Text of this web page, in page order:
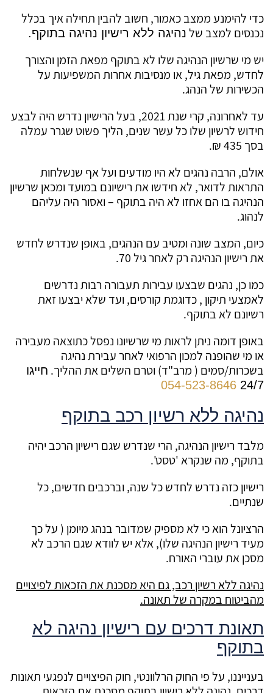
כדי להימנע ממצב כאמור, חשוב להבין תחילה איך בכלל
נכנסים למצב של נהיגה ללא רישיון נהיגה בתוקף.
יש מי שרשיון הנהיגה שלו לא בתוקף מפאת הזמן והצורך
לחדש, מפאת גיל, או מנסיבות אחרות המשפיעות על
הכשירות של הנהג.
עד לאחרונה, קרי שנת 2021, בעל הרישיון נדרש היה לבצע
חידוש לרשיון שלו כל עשר שנים, הליך פשוט שגרר עמלה
בסך 435 ₪.
אולם, הרבה נהגים לא היו מודעים ועל אף שנשלחות
התראות לדואר, לא חידשו את רישיונם במועד ומכאן שרשיון
הנהיגה בו הם אחזו לא היה בתוקף – ואסור היה עליהם
לנהוג.
כיום, המצב שונה ומטיב עם הנהגים, באופן שנדרש לחדש
את רישיון הנהיגה רק לאחר גיל 70.
כמו כן, נהגים שבצעו עבירות תעבורה רבות נדרשים
לאמצעי תיקון , כדוגמת קורסים, ועד שלא יבצעו זאת
רשיונם לא בתוקף.
באופן דומה ניתן לראות מי שרשיונו נפסל כתוצאה מעבירה
או מי שהופנה למכון הרפואי לאחר עבירת נהיגה
בשכרות/סמים ( מרב"ד) וטרם השלים את ההליך. חייגו
24/7
054-523-8646
נהיגה ללא רשיון רכב בתוקף
מלבד רישיון הנהיגה, הרי שנדרש שגם רישיון הרכב יהיה
בתוקף, מה שנקרא 'טסט'.
רישיון כזה נדרש לחדש כל שנה, וברכבים חדשים, כל
שנתיים.
הרציונל הוא כי לא מספיק שמדובר בנהג מיומן ( על כך
מעיד רישיון הנהיגה שלו), אלא יש לוודא שגם הרכב לא
מסכן את עוברי האורח.
נהיגה ללא רשיון רכב, גם היא מסכנת את הזכאות לפיצויים
מהביטוח במקרה של תאונה.
תאונת דרכים עם רישיון נהיגה לא
בתוקף
בענייננו, על פי החוק הרלוונטי, חוק הפיצויים לנפגעי תאונות